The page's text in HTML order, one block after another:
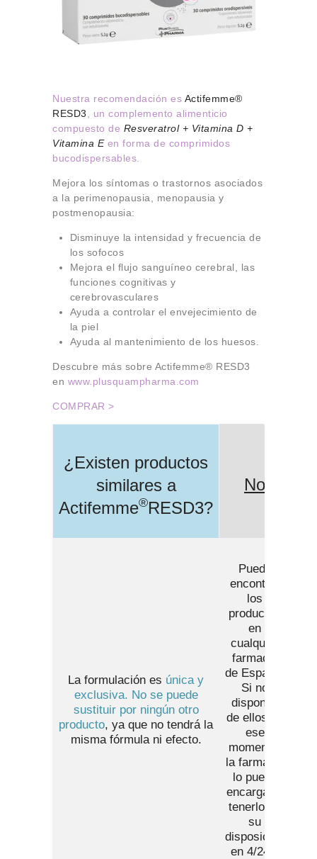
Nuestra recomendación es Actifemme®
RESD3 , un complemento alimenticio
compuesto de Resveratrol + Vitamina D +
Vitamina Een forma de comprimidos
bucodispersables.
Mejora los síntomas o trastornos asociados
a la perimenopausia, menopausia y
postmenopausia:
Disminuye la intensidad y frecuencia de
los sofocos
Mejora el flujo sanguíneo cerebral, las
funciones cognitivas y
cerebrovasculares
Ayuda a controlar el envejecimiento de
la piel
Ayuda al mantenimiento de los huesos.
Descubre más sobre Actifemme® RESD3
en www.plusquampharma.com
COMPRAR >
¿Existen productos
similares a
Actifemme®RESD3?
No
La formulación es única y
exclusiva. No se puede
sustituir por ningún otro
producto, ya que no tendrá la
misma fórmula ni efecto.
Puede
encontrar
los
productos
en
cualquier
farmacia
de España
Si no
disponen
de ellos en
ese
momento,
la farmacia
lo puede
encargar y
tenerlos a
su
disposición
en 4/24h.